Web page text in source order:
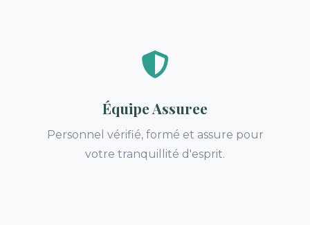
Équipe Assuree
Personnel vérifié, formé et assure pour
votre tranquillité d'esprit.